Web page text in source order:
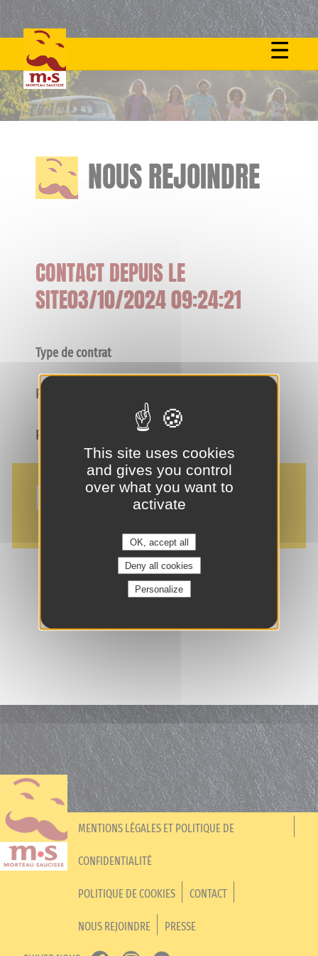
Skip
NOUS REJOINDRE
CONTACT DEPUIS LE
SITE03/10/2024 09:24:21
Type de contrat
Poste
Profil
NOS AVANTAGES
je suis intéressé(e) !
MENTIONS LÉGALES ET POLITIQUE DE
CONFIDENTIALITÉ
POLITIQUE DE COOKIES CONTACT
NOUS REJOINDRE PRESSE
This site uses cookies
and gives you control
over what you want to
activate
OK, accept all
Deny all cookies
Personalize